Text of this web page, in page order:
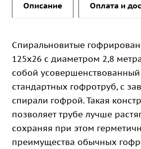
Описание Оплата и
Спиральновитые
125х26 с диаметром 2,8
собой
стандартных гофротруб, с
спирали гофрой. Такая
позволяет трубе лучше
сохраняя при этом
преимущества обычных